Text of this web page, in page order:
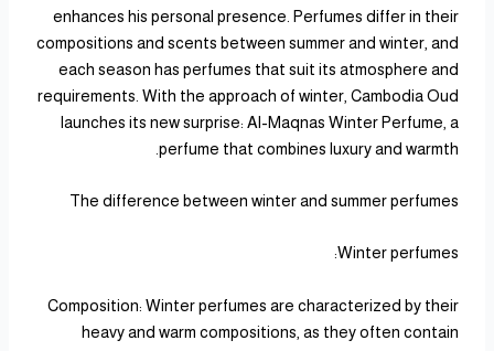
enhances his personal presence. Perfumes differ in their
compositions and scents between summer and winter, and
each season has perfumes that suit its atmosphere and
requirements. With the approach of winter, Cambodia Oud
launches its new surprise: Al-Maqnas Winter Perfume, a
perfume that combines luxury and warmth.
The difference between winter and summer perfumes
Winter perfumes:
Composition: Winter perfumes are characterized by their
heavy and warm compositions, as they often contain